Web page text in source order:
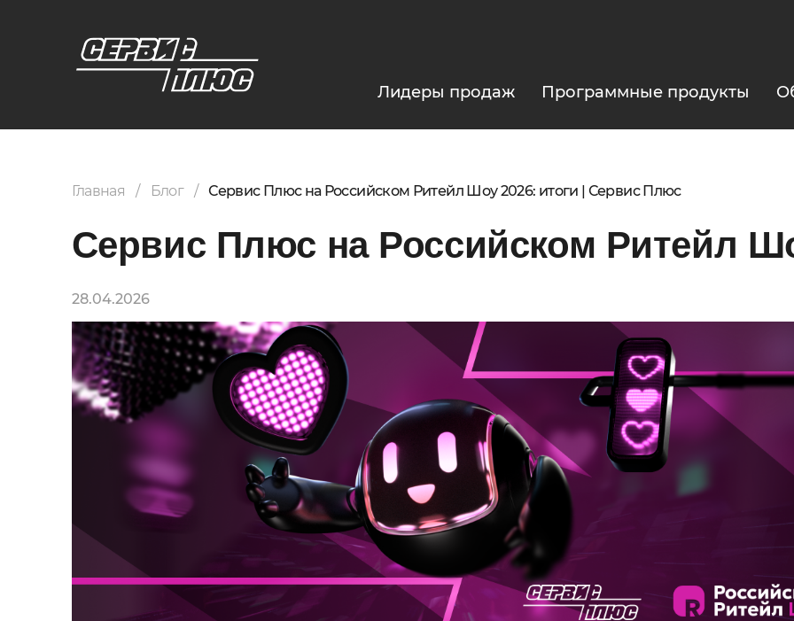
Лидеры продаж Программные продукты
Главная Блог Сервис Плюс на Российском Ритейл Шоу 2026: итоги | Сервис Плюс
Сервис Плюс на Российском Ритейл
28.04.2026